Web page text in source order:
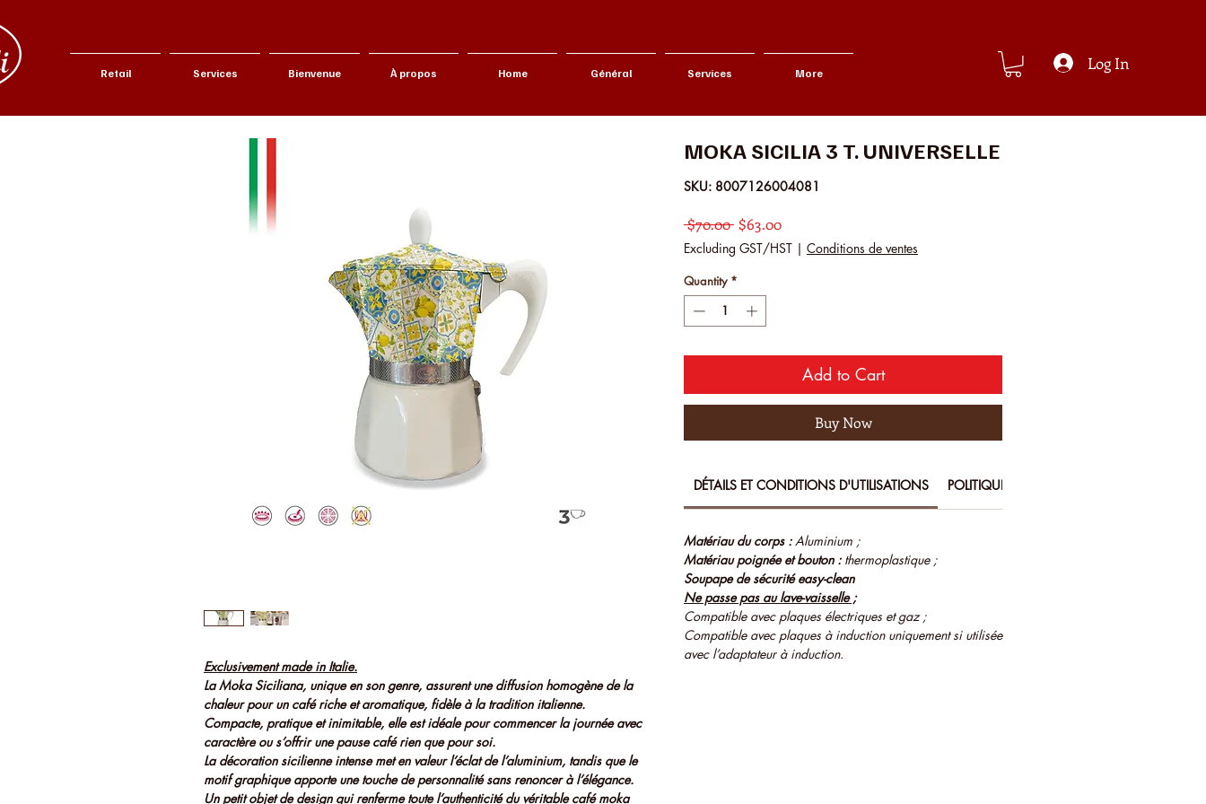
Retail Services Bienvenue À propos Home Général Services More
Log In
Exclusivement made in Italie.
La Moka Siciliana, unique en son genre, assurent une diffusion homogène de la
chaleur pour un café riche et aromatique, fidèle à la tradition italienne.
Compacte, pratique et inimitable, elle est idéale pour commencer la journée avec
caractère ou s’offrir une pause café rien que pour soi.
La décoration sicilienne intense met en valeur l’éclat de l’aluminium, tandis que le
motif graphique apporte une touche de personnalité sans renoncer à l’élégance.
Un petit objet de design qui renferme toute l’authenticité du véritable café moka
MOKA SICILIA 3 T. UNIVERSELLE
SKU: 8007126004081
$70.00 Regular Price
$63.00Sale Price
Excluding GST/HST | Conditions de ventes
Quantity *
Add to Cart
Buy Now
DÉTAILS ET CONDITIONS D'UTILISATIONS POLITIQUE D’ECHANGE ET DE
Matériau du corps :Aluminium ;
Matériau poignée et bouton : thermoplastique ;
Soupape de sécurité easy-clean
Ne passe pas au lave-vaisselle ;
Compatible avec plaques électriques et gaz ;
Compatible avec plaques à induction uniquement si utilisée
avec l’adaptateur à induction.